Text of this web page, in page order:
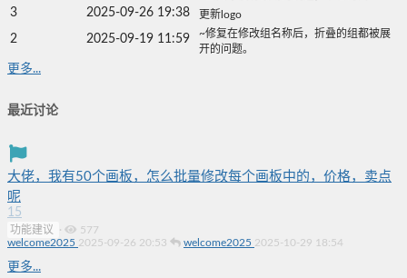
3 2025-09-26 19:38 更新logo
2 2025-09-19 11:59
~修复在修改组名称后，折叠的组都被展
开的问题。
更多...
最近讨论
大佬，我有50个画板，怎么批量修改每个画板中的，价格，卖点
呢
15
功能建议 ·
577
welcome2025 2025-09-26 20:53 welcome2025 2025-10-29 18:54
更多...